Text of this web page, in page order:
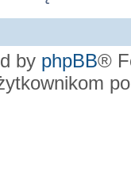
by phpBB®